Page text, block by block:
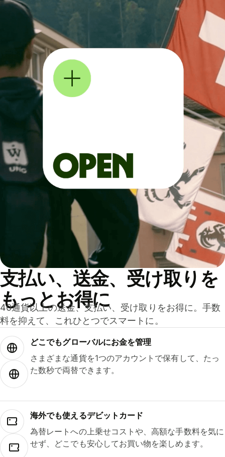
支払い、送金、受け取りを
もっとお得に
40通貨以上の送金、支払い、受け取りをお得に。手数
料を抑えて、これひとつでスマートに。
どこでもグ⁠ロ⁠ー⁠バ⁠ルにお金を管理
さまざまな通貨を1つのアカウントで保有して、たっ
た数秒で両替できます。
海外でも使えるデビットカード
為替レートへの上乗せコストや、高額な手数料を気に
せず、どこでも安心してお買い物を楽しめます。